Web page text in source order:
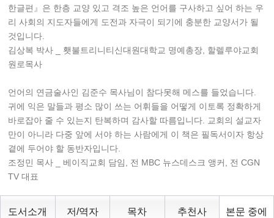
한글편』은 한층 교양 있고 격조 높은 언어를 구사하고 싶어 하는 우
리 사회의 지도자들에게 도전과 자극이 되기에 충분한 교양서가 될
것입니다.
김상복 박사 _ 횃불트리니티신대원대학교 명예총장, 할렐루야교회
원로목사
언어의 연금술사인 김준수 목사님이 참다못해 메스를 들었습니다.
귀에 익은 말들과 평소 많이 쓰는 어휘들을 어떻게 이토록 정확하게
바로잡아 줄 수 있는지 탄복하며 감사할 따름입니다. 교회의 설교자
만이 아니라 다중 앞에 서야 하는 사람에게 이 책은 필독서이자 항상
곁에 두어야 할 동반자입니다.
조정민 목사 _ 베이직교회 담임, 전 MBC 뉴스데스크 앵커, 전 CGN
TV 대표
도서소개 저/역자 목차 추천사 본문 중에